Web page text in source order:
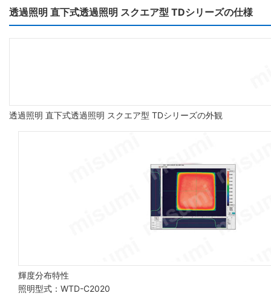
透過照明 直下式透過照明 スクエア型 TDシリーズの仕様
透過照明 直下式透過照明 スクエア型 TDシリーズの外観
輝度分布特性
照明型式：WTD-C2020